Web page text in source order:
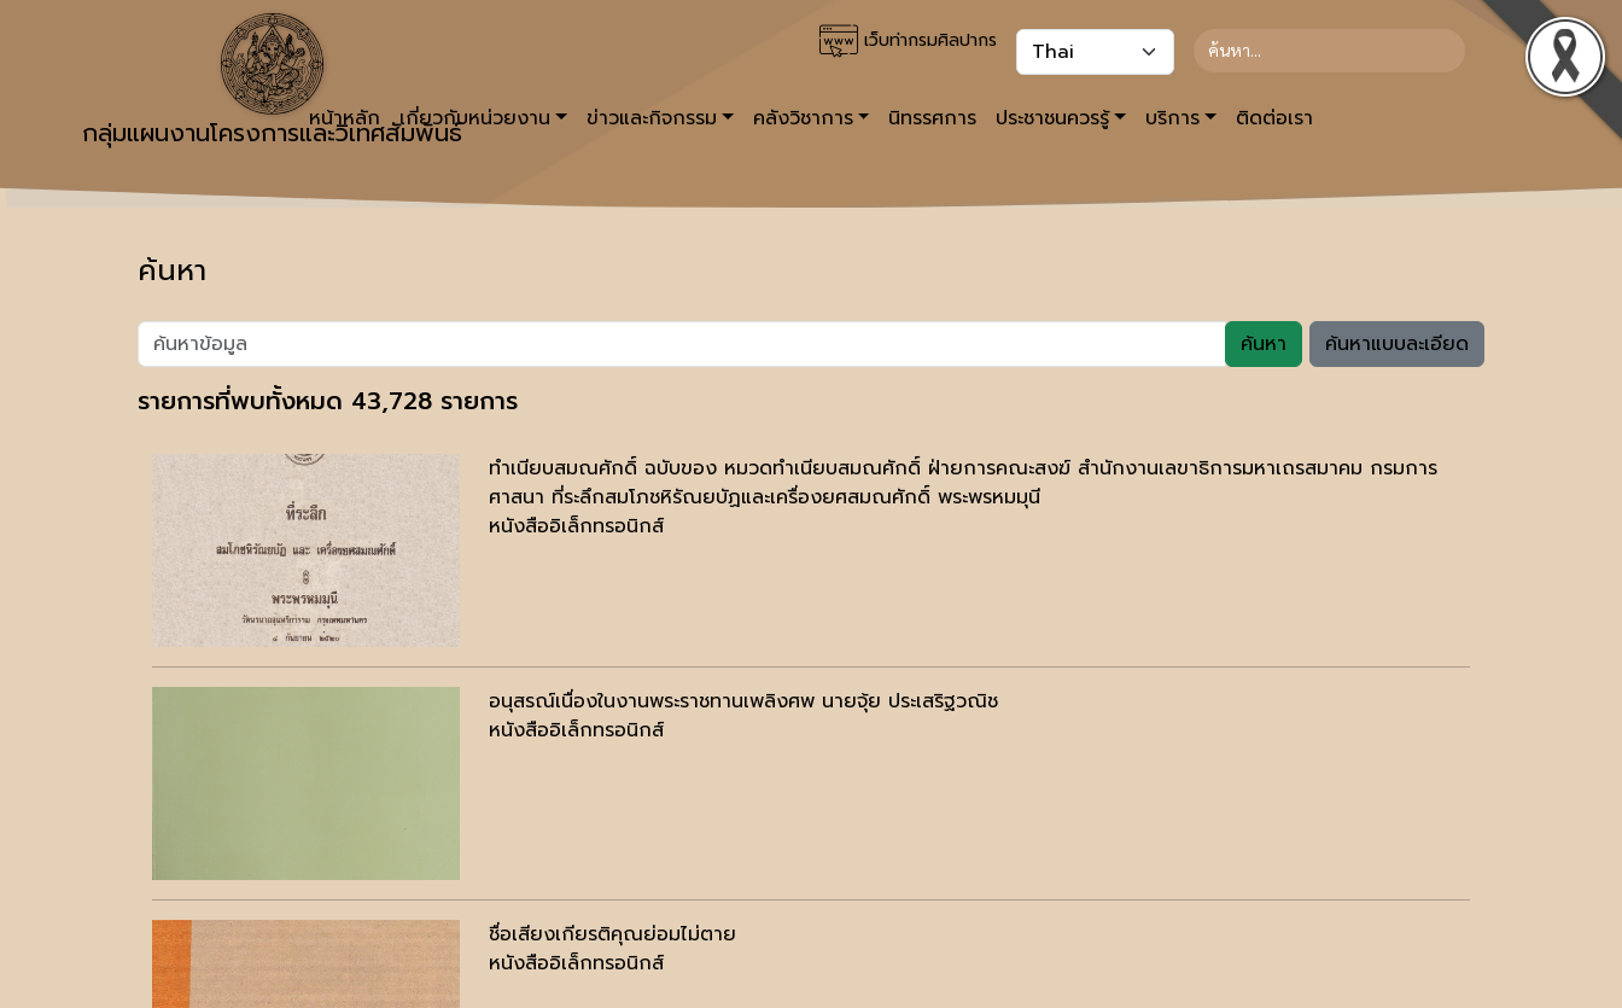
เว็บท่ากรมศิลปากร
กลุ่มแผนงานโครงการและวิเทศสัมพันธ์
หน้าหลัก เกี่ยวกับหน่วยงาน ข่าวและกิจกรรม คลังวิชาการ นิทรรศการ ประชาชนควรรู้ บริการ ติดต่อเรา
ค้นหา
ค้นหา ค้นหาแบบละเอียด
รายการที่พบทั้งหมด 43,728 รายการ
ทำเนียบสมณศักดิ์ ฉบับของ หมวดทำเนียบสมณศักดิ์ ฝ่ายการคณะสงฆ์ สำนักงานเลขาธิการมหาเถรสมาคม กรมการ
ศาสนา ที่ระลึกสมโภชหิรัณยบัฏและเครื่องยศสมณศักดิ์ พระพรหมมุนี
หนังสืออิเล็กทรอนิกส์
อนุสรณ์เนื่องในงานพระราชทานเพลิงศพ นายจุ้ย ประเสริฐวณิช
หนังสืออิเล็กทรอนิกส์
ชื่อเสียงเกียรติคุณย่อมไม่ตาย
หนังสืออิเล็กทรอนิกส์